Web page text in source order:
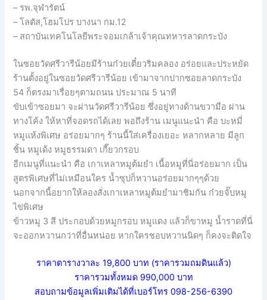
– รพ.จุฬารัตน์
– โลตัส,โฮมโปร บางนา กม.12
– สถาบันเทคโนโลยีพระจอมเกล้าเจ้าคุณทหารลาดกระบัง
ในซอยวัดศรีวารีน้อยมีร้านก๋วยเตี๋ยวริมคลอง อร่อยและประหยัด
ร้านตั้งอยู่ในซอยวัดศรีวารีน้อย เข้ามาจากปากซอยลาดกระบัง
54 ก็ตรงมาเรื่อยๆตามถนน ประมาณ 5 นาที
ขับเข้าซอยมา จะผ่านวัดศรีวารีน้อย ซึ่งอยู่ทางด้านขวามือ ผ่าน
ทางโค้ง ให้หาที่จอดรถได้เลย พอถึงร้าน เมนูแนะนำ คือ บะหมี่
หมูแห้งพิเศษ อร่อยมากๆ ร้านนี้ใส่เครื่องเยอะ หลากหลาย มีลูก
ชิ้น หมูเด้ง หมูธรรมดา เกี๊ยวกรอบ
อีกเมนูที่แนะนำ คือ เกาเหลาหมูต้มยำ เนื้อหมูที่นี่อร่อยมาก เป็น
สูตรพิเศษที่ไม่เหมือนใคร น้ำซุปก็หวานอร่อยมากๆๆด้วย
นอกจากนี้อยากให้ลองสั่งเกาเหลาหมูต้มยำมาชิมกัน ก๋วยจั๊บหมู
ไข่พิเศษ
ข้าวหมู 3 สี ประกอบด้วยหมูกรอบ หมูแดง แล้วก็ขาหมู น้ำราดที่นี่
จะออกหวานกว่าที่อื่นหน่อย หากใครชอบหวานนิดๆ ก็คงจะติดใจ
ราคาตารางวาละ 19,800 บาท (ราคารวมถมดินแล้ว)
ราคารวมทั้งหมด 990,000 บาท
สอบถามข้อมูลเพิ่มเติมได้ที่เบอร์โทร 098-256-6390